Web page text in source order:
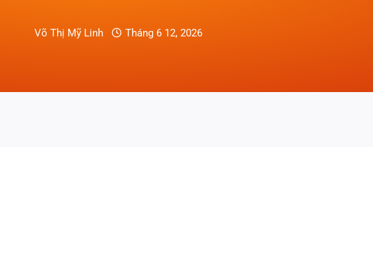
Võ Thị Mỹ Linh Tháng 6 12, 2026